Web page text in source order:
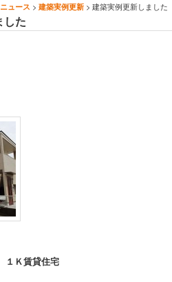
ニュース > 建築実例更新 > 建築実例更新しました
した
Ｋ賃貸住宅